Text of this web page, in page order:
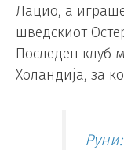
Лацио, а
шведскиот
Последен клуб
Холандија, за